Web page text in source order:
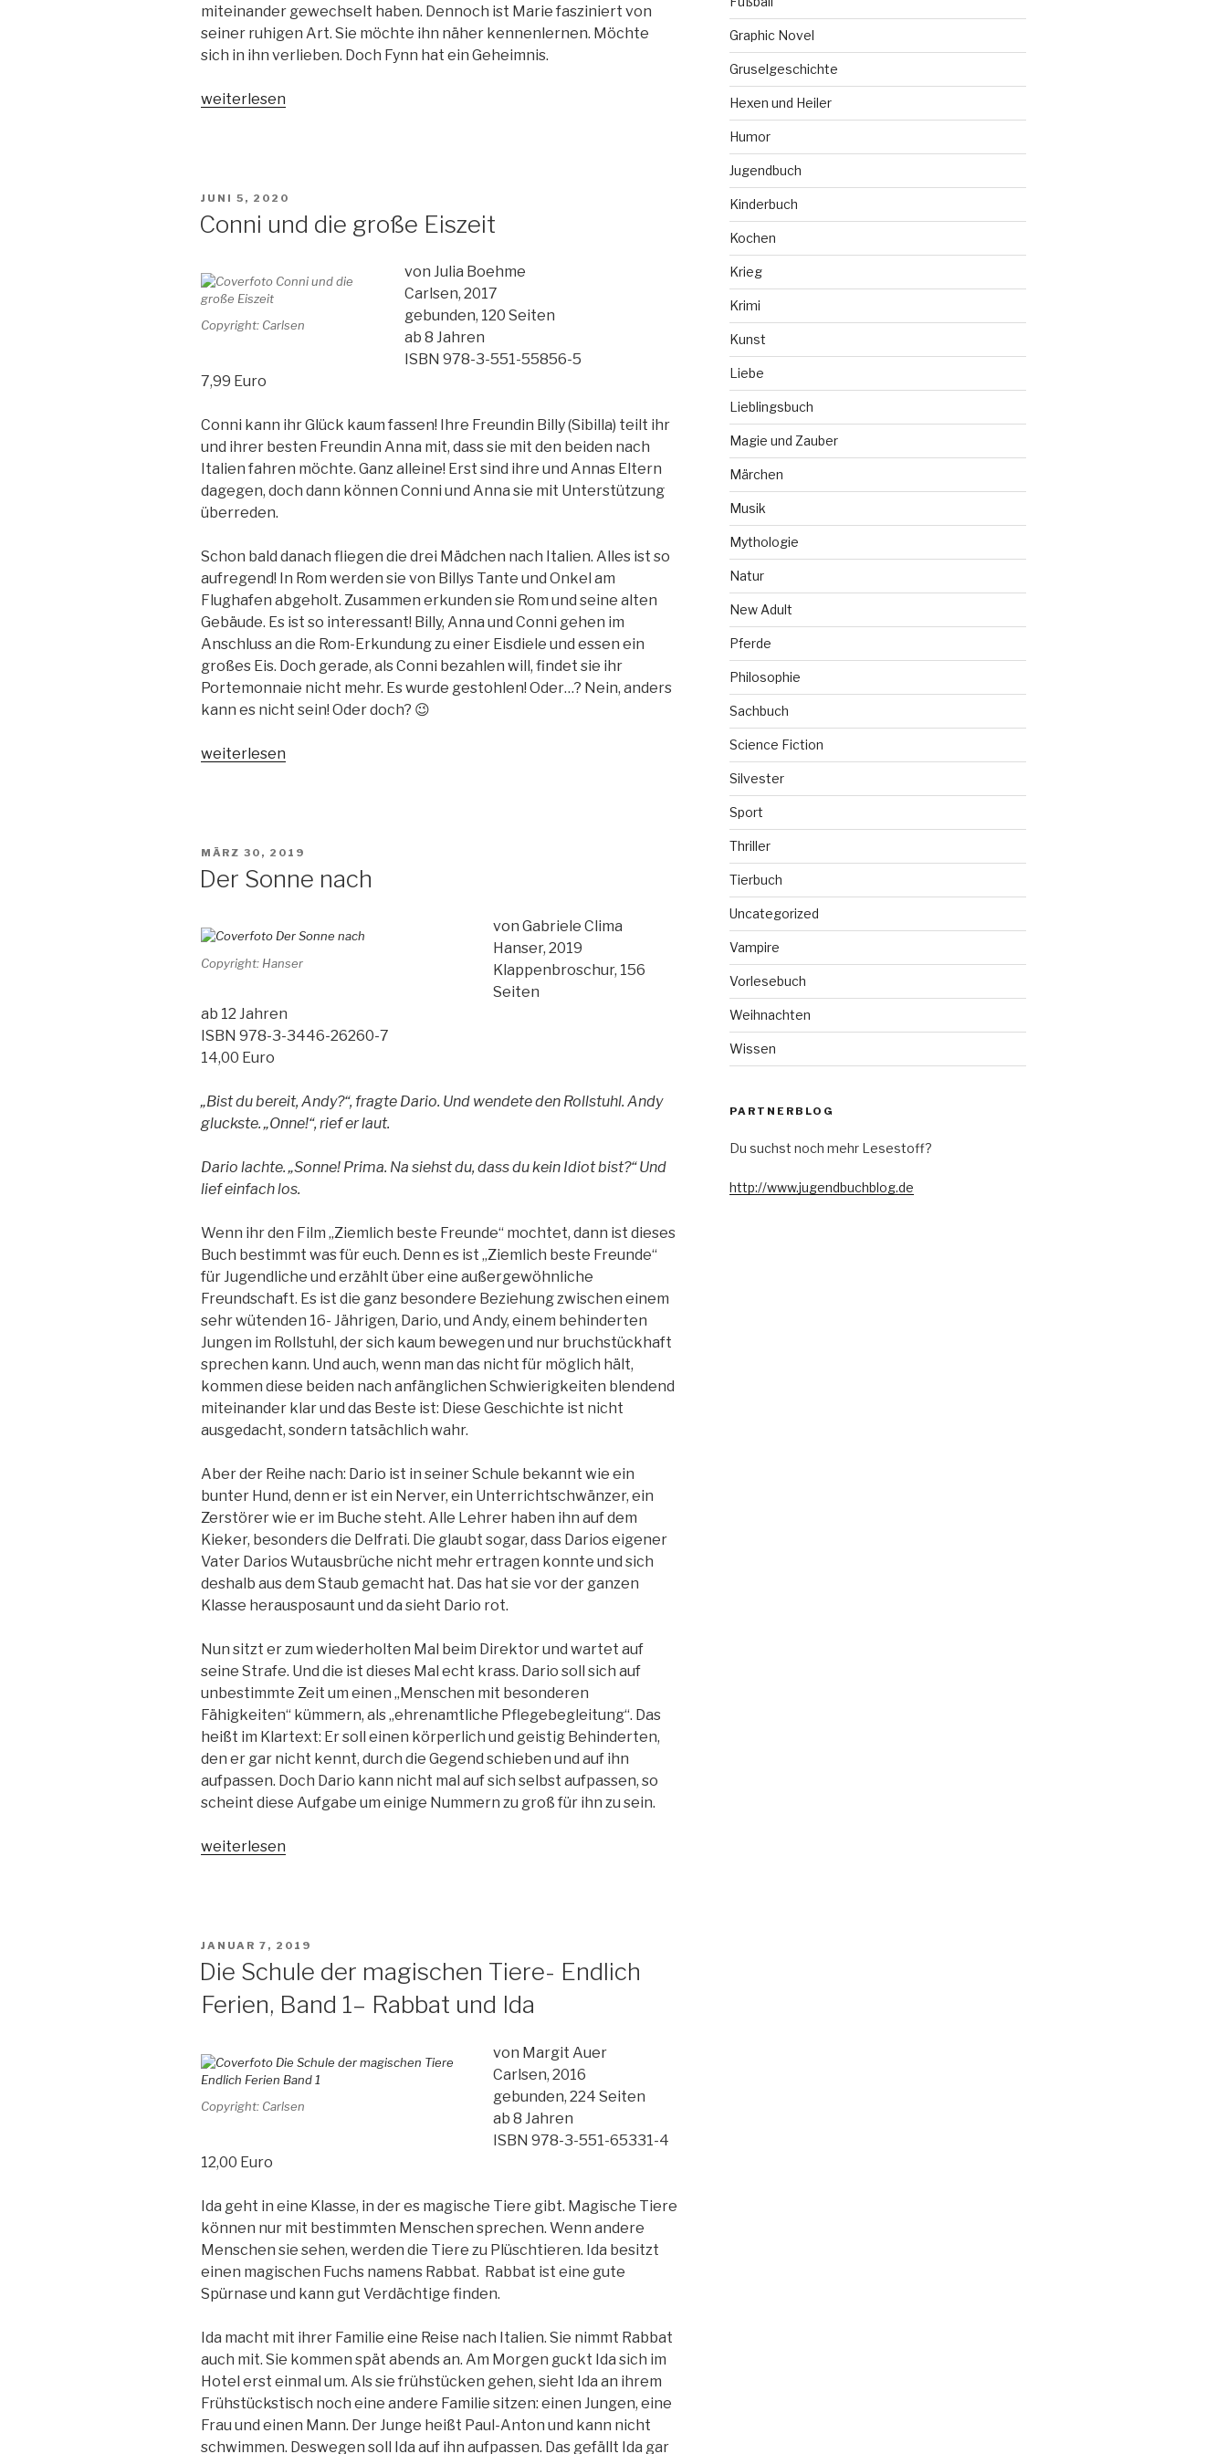
miteinander gewechselt haben. Dennoch ist Marie fasziniert von
seiner ruhigen Art. Sie möchte ihn näher kennenlernen. Möchte
sich in ihn verlieben. Doch Fynn hat ein Geheimnis.
„Not
weiterlesen
VERÖFFENTLICHT
JUNI 5, 2020
Conni und die große Eiszeit
Copyright: Carlsen
von Julia Boehme
Carlsen, 2017
gebunden, 120 Seiten
ab 8 Jahren
ISBN 978-3-551-55856-5
7,99 Euro
Conni kann ihr Glück kaum fassen! Ihre Freundin Billy (Sibilla) teilt ihr
und ihrer besten Freundin Anna mit, dass sie mit den beiden nach
Italien fahren möchte. Ganz alleine! Erst sind ihre und Annas Eltern
dagegen, doch dann können Conni und Anna sie mit Unterstützung
überreden.
Schon bald danach fliegen die drei Mädchen nach Italien. Alles ist so
aufregend! In Rom werden sie von Billys Tante und Onkel am
Flughafen abgeholt. Zusammen erkunden sie Rom und seine alten
Gebäude. Es ist so interessant! Billy, Anna und Conni gehen im
Anschluss an die Rom-Erkundung zu einer Eisdiele und essen ein
großes Eis. Doch gerade, als Conni bezahlen will, findet sie ihr
Portemonnaie nicht mehr. Es wurde gestohlen! Oder…? Nein, anders
kann es nicht sein! Oder doch? 😉
„Conni
weiterlesen
VERÖFFENTLICHT
MÄRZ 30, 2019
Der Sonne nach
Copyright: Hanser
von Gabriele Clima
Hanser, 2019
Klappenbroschur, 156
Seiten
ab 12 Jahren
ISBN 978-3-3446-26260-7
14,00 Euro
„Bist du bereit, Andy?“, fragte Dario. Und wendete den Rollstuhl. Andy
gluckste. „Onne!“, rief er laut.
Dario lachte. „Sonne! Prima. Na siehst du, dass du kein Idiot bist?“ Und
lief einfach los.
Wenn ihr den Film „Ziemlich beste Freunde“ mochtet, dann ist dieses
Buch bestimmt was für euch. Denn es ist „Ziemlich beste Freunde“
für Jugendliche und erzählt über eine außergewöhnliche
Freundschaft. Es ist die ganz besondere Beziehung zwischen einem
sehr wütenden 16- Jährigen, Dario, und Andy, einem behinderten
Jungen im Rollstuhl, der sich kaum bewegen und nur bruchstückhaft
sprechen kann. Und auch, wenn man das nicht für möglich hält,
kommen diese beiden nach anfänglichen Schwierigkeiten blendend
miteinander klar und das Beste ist: Diese Geschichte ist nicht
ausgedacht, sondern tatsächlich wahr.
Aber der Reihe nach: Dario ist in seiner Schule bekannt wie ein
bunter Hund, denn er ist ein Nerver, ein Unterrichtschwänzer, ein
Zerstörer wie er im Buche steht. Alle Lehrer haben ihn auf dem
Kieker, besonders die Delfrati. Die glaubt sogar, dass Darios eigener
Vater Darios Wutausbrüche nicht mehr ertragen konnte und sich
deshalb aus dem Staub gemacht hat. Das hat sie vor der ganzen
Klasse herausposaunt und da sieht Dario rot.
Nun sitzt er zum wiederholten Mal beim Direktor und wartet auf
seine Strafe. Und die ist dieses Mal echt krass. Dario soll sich auf
unbestimmte Zeit um einen „Menschen mit besonderen
Fähigkeiten“ kümmern, als „ehrenamtliche Pflegebegleitung“. Das
heißt im Klartext: Er soll einen körperlich und geistig Behinderten,
den er gar nicht kennt, durch die Gegend schieben und auf ihn
aufpassen. Doch Dario kann nicht mal auf sich selbst aufpassen, so
scheint diese Aufgabe um einige Nummern zu groß für ihn zu sein.
„Der
weiterlesen
VERÖFFENTLICHT
JANUAR 7, 2019
Die Schule der magischen Tiere- Endlich
Ferien, Band 1– Rabbat und Ida
Copyright: Carlsen
von Margit Auer
Carlsen, 2016
gebunden, 224 Seiten
ab 8 Jahren
ISBN 978-3-551-65331-4
12,00 Euro
Ida geht in eine Klasse, in der es magische Tiere gibt. Magische Tiere
können nur mit bestimmten Menschen sprechen. Wenn andere
Menschen sie sehen, werden die Tiere zu Plüschtieren. Ida besitzt
einen magischen Fuchs namens Rabbat. Rabbat ist eine gute
Spürnase und kann gut Verdächtige finden.
Ida macht mit ihrer Familie eine Reise nach Italien. Sie nimmt Rabbat
auch mit. Sie kommen spät abends an. Am Morgen guckt Ida sich im
Hotel erst einmal um. Als sie frühstücken gehen, sieht Ida an ihrem
Frühstückstisch noch eine andere Familie sitzen: einen Jungen, eine
Frau und einen Mann. Der Junge heißt Paul-Anton und kann nicht
schwimmen. Deswegen soll Ida auf ihn aufpassen. Das gefällt Ida gar
Graphic Novel
Gruselgeschichte
Hexen und Heiler
Humor
Jugendbuch
Kinderbuch
Kochen
Krieg
Krimi
Kunst
Liebe
Lieblingsbuch
Magie und Zauber
Märchen
Musik
Mythologie
Natur
New Adult
Pferde
Philosophie
Sachbuch
Science Fiction
Silvester
Sport
Thriller
Tierbuch
Uncategorized
Vampire
Vorlesebuch
Weihnachten
Wissen
PARTNERBLOG
Du suchst noch mehr Lesestoff?
http://www.jugendbuchblog.de